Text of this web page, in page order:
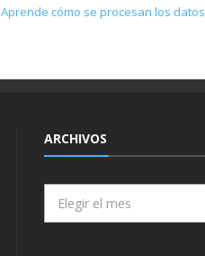
Aprende cómo se procesan los
ARCHIVOS